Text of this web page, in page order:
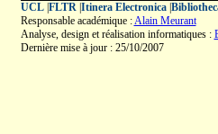
UCL| FLTR| Itinera Electronica|
Responsable académique :Alain Meurant
Analyse, design et réalisation informatiques :
Dernière mise à jour : 25/10/2007